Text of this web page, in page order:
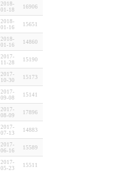
2018-
01-18
16906
2018-
01-16
15651
2018-
01-16
14860
2017-
11-28
15190
2017-
10-30
15173
2017-
09-08
15141
2017-
08-09
17896
2017-
07-13
14883
2017-
06-16
15589
2017-
05-23
15511